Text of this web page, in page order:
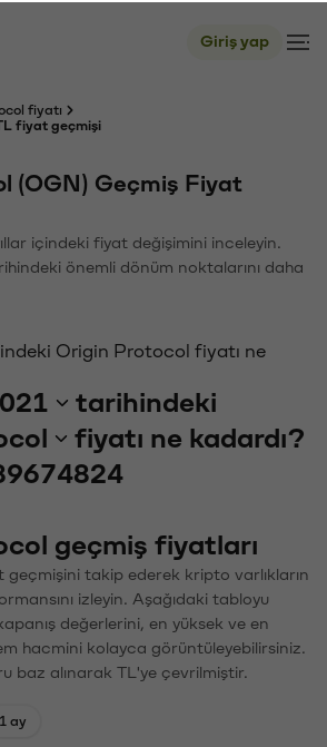
Giriş yap
fiyatı
fiyat geçmişi
(OGN) Geçmiş Fiyat
içindeki fiyat değişimini inceleyin.
önemli dönüm noktalarını daha
Origin Protocol fiyatı ne
tarihindeki
fiyatı ne kadardı?
geçmiş fiyatları
takip ederek kripto varlıkların
izleyin. Aşağıdaki tabloyu
değerlerini, en yüksek ve en
hacmini kolayca görüntüleyebilirsiniz.
baz alınarak TL'ye çevrilmiştir.
1 ay